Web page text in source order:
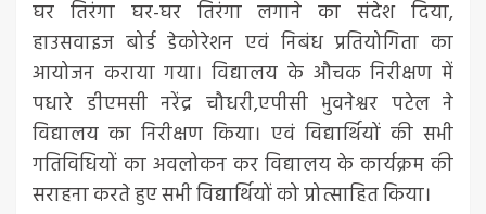
घर तिरंगा घर-घर तिरंगा लगाने का संदेश दिया,
हाउसवाइज बोर्ड डेकोरेशन एवं निबंध प्रतियोगिता का
आयोजन कराया गया। विद्यालय के औचक निरीक्षण में
पधारे डीएमसी नरेंद्र चौधरी,एपीसी भुवनेश्वर पटेल ने
विद्यालय का निरीक्षण किया। एवं विद्यार्थियों की सभी
गतिविधियों का अवलोकन कर विद्यालय के कार्यक्रम की
सराहना करते हुए सभी विद्यार्थियों को प्रोत्साहित किया।